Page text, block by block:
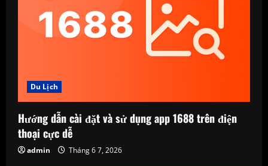
Du Lịch
Hướng dẫn cài đặt và sử dụng app 1688 trên điện
thoại cực dễ
admin Tháng 6 7, 2026